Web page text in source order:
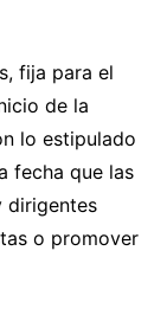
fija para el
de la
lo estipulado
fecha que las
dirigentes
o promover